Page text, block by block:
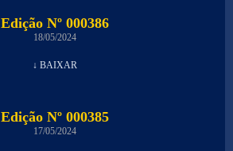
Edição Nº 000386
18/05/2024
↓ BAIXAR
Edição Nº 000385
17/05/2024